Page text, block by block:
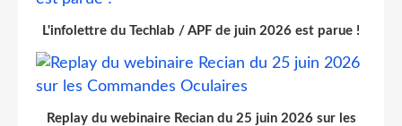
L'infolettre du Techlab / APF de juin 2026 est parue !
Replay du webinaire Recian du 25 juin 2026 sur les